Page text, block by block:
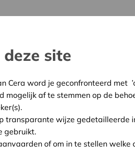
site
Cera word je geconfronteerd met
mogelijk af te stemmen op de
transparante wijze gedetailleerde
gebruikt.
of om in te stellen welke